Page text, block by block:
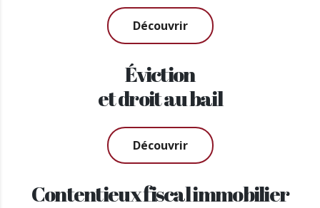
Découvrir
Éviction
et droit au bail
Découvrir
Contentieux fiscal immobilier